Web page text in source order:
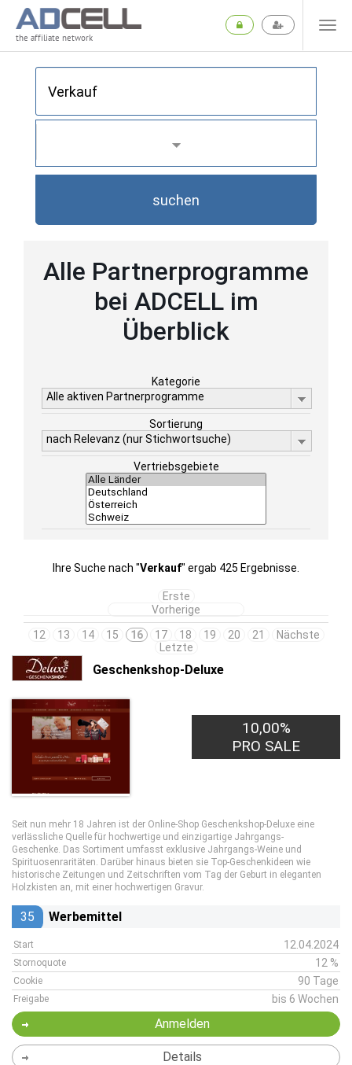
the affiliate network
suchen
Alle Partnerprogramme
bei ADCELL im
Überblick
Kategorie
Alle aktiven Partnerprogramme
Sortierung
nach Relevanz (nur Stichwortsuche)
Vertriebsgebiete
Ihre Suche nach "Verkauf" ergab 425 Ergebnisse.
Erste
Vorherige
12
13 14 15 16 17 18 19 20 21
Nächste
Letzte
Geschenkshop-Deluxe
10,00%
PRO SALE
Seit nun mehr 18 Jahren ist der Online-Shop Geschenkshop-Deluxe eine
verlässliche Quelle für hochwertige und einzigartige Jahrgangs-
Geschenke. Das Sortiment umfasst exklusive Jahrgangs-Weine und
Spirituosenraritäten. Darüber hinaus bieten sie Top-Geschenkideen wie
historische Zeitungen und Zeitschriften vom Tag der Geburt in eleganten
Holzkisten an, mit einer hochwertigen Gravur.
35 Werbemittel
Start 12.04.2024
Stornoquote 12 %
Cookie 90 Tage
Freigabe bis 6 Wochen
Anmelden
Details